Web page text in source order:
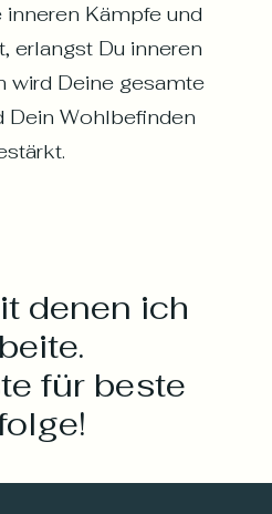
inneren Kämpfe und
erlangst Du inneren
wird Deine gesamte
Dein Wohlbefinden
denen ich
für beste